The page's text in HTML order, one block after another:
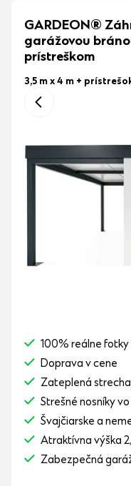
GARDEON®
garážovou
prístreškom
3,5 m x 4 m +
100% reálne fotky
Doprava v cene
Zateplená
Strešné nosníky
Švajčiarske a
Atraktívna výška
Zabezpečná